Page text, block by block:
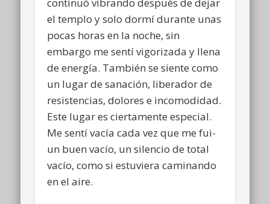
el templo y solo dormí durante unas
pocas horas en la noche, sin
embargo me sentí vigorizada y llena
de energía. También se siente como
un lugar de sanación, liberador de
resistencias, dolores e incomodidad.
Este lugar es ciertamente especial.
Me sentí vacía cada vez que me fui-
un buen vacío, un silencio de total
vacío, como si estuviera caminando
en el aire.